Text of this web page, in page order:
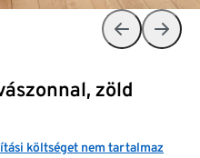
zöld
költséget nem tartalmaz